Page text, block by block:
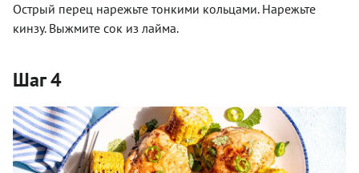
Острый перец нарежьте тонкими кольцами. Нарежьте
кинзу. Выжмите сок из лайма.
Шаг 4